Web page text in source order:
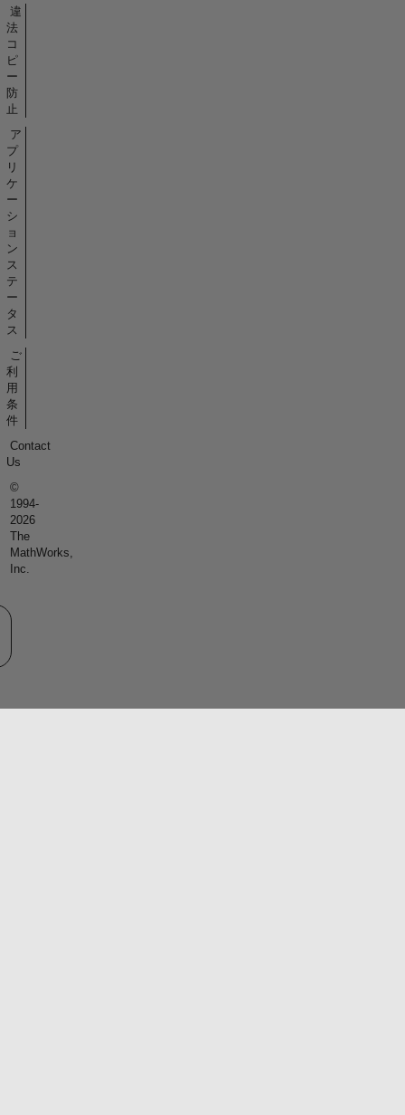
違
法
コ
ピ
ー
防
止
ア
プ
リ
ケ
ー
シ
ョ
ン
ス
テ
ー
タ
ス
ご
利
用
条
件
Contact
Us
©
1994-
2026
The
MathWorks,
Inc.
サイトの選択